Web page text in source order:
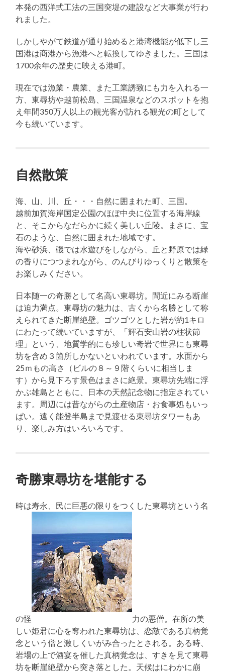
本発の西洋式工法の三国突堤の建設など大事業が行わ
れました。
しかしやがて鉄道が通り始めると港湾機能が低下し三
国港は商港から漁港へと転換してゆきました。三国は
1700余年の歴史に映える港町。
現在では漁業・農業、また工業誘致にも力を入れる一
方、東尋坊や越前松島、三国温泉などのスポットを抱
え年間350万人以上の観光客が訪れる観光の町として
今も続いています。
自然散策
海、山、川、丘・・・自然に囲まれた町、三国。
越前加賀海岸国定公園のほぼ中央に位置する海岸線
と、そこからなだらかに続く美しい丘陵。まさに、宝
石のような、自然に囲まれた地域です。
海や砂浜、磯では水遊びをしながら、丘と野原では緑
の香りにつつまれながら、のんびりゆっくりと散策を
お楽しみください。
日本随一の奇勝として名高い東尋坊。間近にみる断崖
は迫力満点。東尋坊の魅力は、古くから名勝として称
えられてきた断崖絶壁。ゴツゴツとした岩が約1キロ
にわたって続いていますが、「輝石安山岩の柱状節
理」という、地質学的にも珍しい奇岩で世界にも東尋
坊を含め３箇所しかないといわれています。水面から
25ｍもの高さ（ビルの８～９階くらいに相当しま
す）から見下ろす景色はまさに絶景。東尋坊先端に浮
かぶ雄島とともに、日本の天然記念物に指定されてい
ます。周辺には昔ながらの土産物店・お食事処もいっ
ぱい。遠く能登半島まで見渡せる東尋坊タワーもあ
り、楽しみ方はいろいろです。
奇勝東尋坊を堪能する
時は寿永、民に巨悪の限りをつくした東尋坊という名
の怪
力の悪僧。在所の美
しい姫君に心を奪われた東尋坊は、恋敵である真柄覚
念という僧と激しくいがみ合ったとされる。ある時、
岩場の上で酒宴を催した真柄覚念は、すきを見て東尋
坊を断崖絶壁から突き落とした。天候はにわかに崩